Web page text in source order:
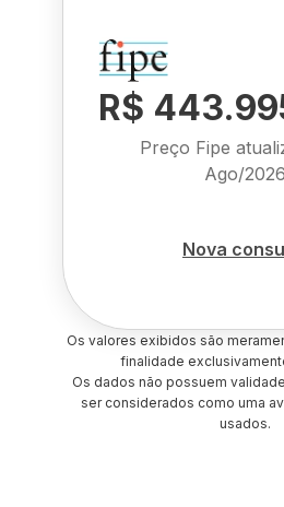
R$
Preço Fipe
Ago/2026
Nova
Os valores exibidos são
finalidade
Os dados não possuem
ser considerados como uma
usados.